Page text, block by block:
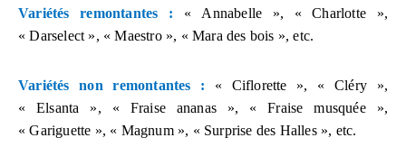
Variétés remontantes : « Annabelle », « Charlotte »,
« Darselect », « Maestro », « Mara des bois », etc.
Variétés non remontantes :
« Ciflorette », « Cléry »,
« Elsanta », « Fraise ananas », « Fraise musquée »,
« Gariguette », « Magnum », « Surprise des Halles », etc.